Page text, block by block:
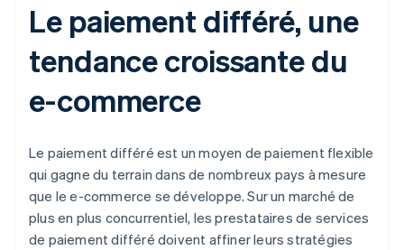
Le paiement différé, une
tendance croissante du
e-commerce
Le paiement différé est un moyen de paiement flexible
qui gagne du terrain dans de nombreux pays à mesure
que le e-commerce se développe. Sur un marché de
plus en plus concurrentiel, les prestataires de services
de paiement différé doivent affiner leurs stratégies